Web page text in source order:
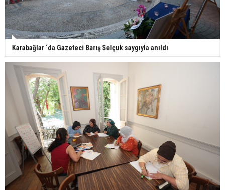
Karabağlar ‘da Gazeteci Barış Selçuk saygıyla anıldı